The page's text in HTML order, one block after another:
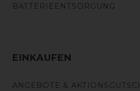
BATTERIEENTSORGUNG
EINKAUFEN
ANGEBOTE &